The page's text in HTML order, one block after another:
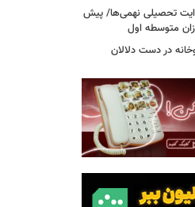
درصد هدایت تحصیلی نهمی‌ها/ پیش
در دست دلالان